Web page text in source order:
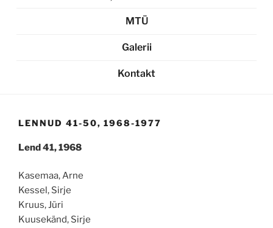
MTÜ
Galerii
Kontakt
LENNUD 41-50, 1968-1977
Lend 41, 1968
Kasemaa, Arne
Kessel, Sirje
Kruus, Jüri
Kuusekänd, Sirje